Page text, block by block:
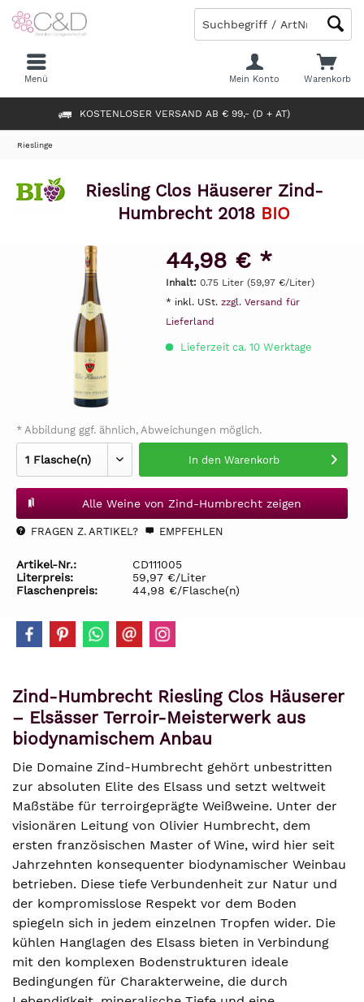
KOSTENLOSER VERSAND AB € 99,- (D + AT)
Warenkorb
Mein Konto
Menü
Rieslinge
Riesling Clos Häuserer Zind-
Humbrecht 2018 BIO
44,98 € *
Inhalt: 0.75 Liter (59,97 €/Liter)
* inkl. USt. zzgl. Versand für
Lieferland
Lieferzeit ca. 10 Werktage
* Abbildung ggf. ähnlich, Abweichungen möglich.
In den Warenkorb
Alle Weine von Zind-Humbrecht zeigen
FRAGEN Z. ARTIKEL? EMPFEHLEN
Artikel-Nr.:
CD111005
Literpreis:
59,97 €/Liter
Flaschenpreis:
44,98 €/Flasche(n)
Zind-Humbrecht Riesling Clos Häuserer
– Elsässer Terroir-Meisterwerk aus
biodynamischem Anbau
Die Domaine Zind-Humbrecht gehört unbestritten
zur absoluten Elite des Elsass und setzt weltweit
Maßstäbe für terroirgeprägte Weißweine. Unter der
visionären Leitung von Olivier Humbrecht, dem
ersten französischen Master of Wine, wird hier seit
Jahrzehnten konsequenter biodynamischer Weinbau
betrieben. Diese tiefe Verbundenheit zur Natur und
der kompromisslose Respekt vor dem Boden
spiegeln sich in jedem einzelnen Tropfen wider. Die
kühlen Hanglagen des Elsass bieten in Verbindung
mit den komplexen Bodenstrukturen ideale
Bedingungen für Charakterweine, die durch